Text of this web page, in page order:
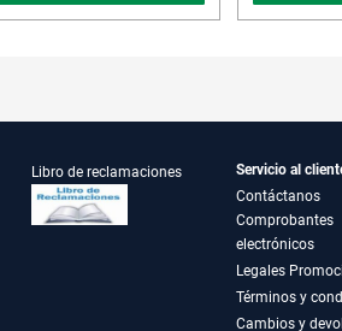
Libro de reclamaciones
Servicio al
Contáctanos
Comprobantes
electrónicos
Legales
Términos y
Cambios y